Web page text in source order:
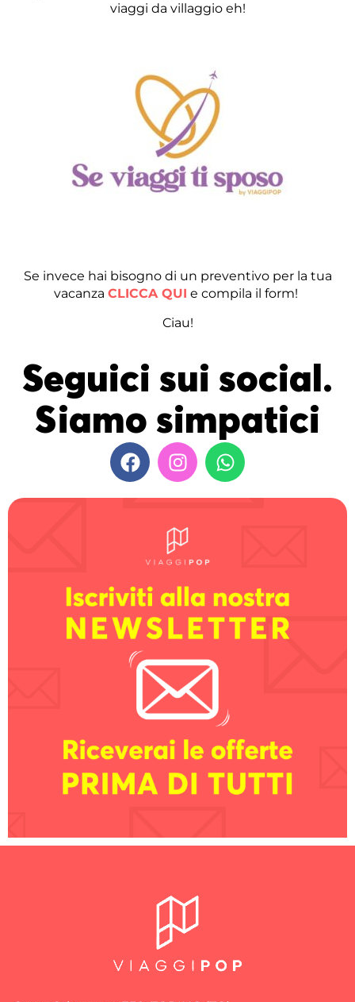
viaggi da villaggio eh!
Se invece hai bisogno di un preventivo per la tua
vacanza CLICCA QUI e compila il form!
Ciau!
Seguici sui social.
Siamo simpatici